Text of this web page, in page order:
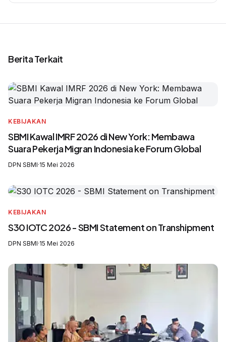
Berita Terkait
KEBIJAKAN
SBMI Kawal IMRF 2026 di New York: Membawa
Suara Pekerja Migran Indonesia ke Forum Global
DPN SBMI·15 Mei 2026
KEBIJAKAN
S30 IOTC 2026 - SBMI Statement on Transhipment
DPN SBMI·15 Mei 2026